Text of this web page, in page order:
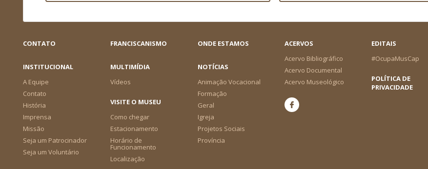
CONTATO FRANCISCANISMO ONDE ESTAMOS
ACERVOS
Acervo Bibliográfico
Acervo Documental
Acervo Museológico
EDITAIS
#OcupaMusCap
INSTITUCIONAL
A Equipe
Contato
História
Imprensa
Missão
Seja um Patrocinador
Seja um Voluntário
MULTIMÍDIA
Vídeos
NOTÍCIAS
Animação Vocacional
Formação
Geral
Igreja
Projetos Sociais
Província
POLÍTICA DE
PRIVACIDADE
VISITE O MUSEU
Como chegar
Estacionamento
Horário de
Funcionamento
Localização